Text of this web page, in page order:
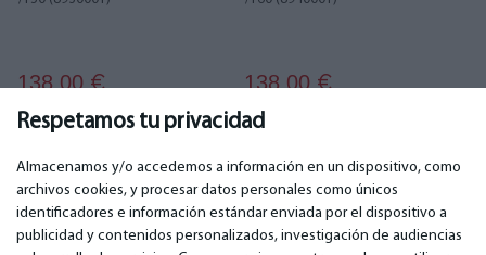
Respetamos tu privacidad
Almacenamos y/o accedemos a información en un dispositivo, como
archivos cookies, y procesar datos personales como únicos
identificadores e información estándar enviada por el dispositivo a
publicidad y contenidos personalizados, investigación de audiencias
138.00€ 138.00€
IMPORTANTE CONTACTOS